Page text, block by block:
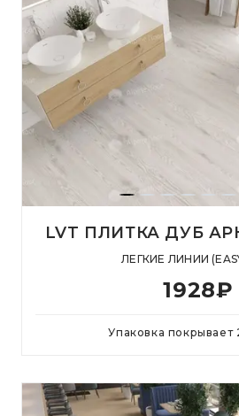
LVT ПЛИТКА ДУБ
ЛЕГКИЕ ЛИНИИ
1928₽
Упаковка покрывает